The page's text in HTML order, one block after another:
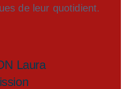
de leur quotidient.
Laura